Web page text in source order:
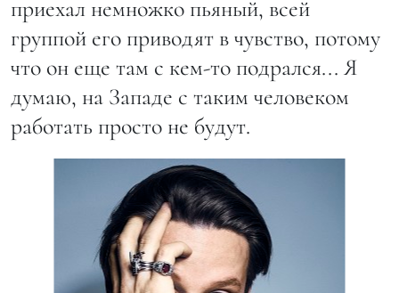
приехал немножко пьяный, всей
группой его приводят в чувство, потому
что он еще там с кем-то подрался... Я
думаю, на Западе с таким человеком
работать просто не будут.